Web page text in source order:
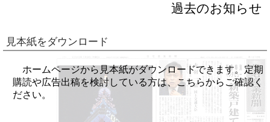
過去のお知らせ
見本紙をダウンロード
ホームページから見本紙がダウンロードできます。定期
購読や広告出稿を検討している方は、こちらからご確認く
ださい。